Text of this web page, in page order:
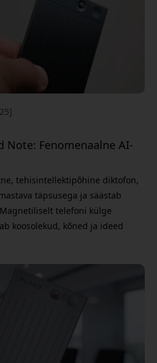
Note: Fenomenaalne AI-
tehisintellektipõhine diktofon,
täpsusega ja säästab
telefoni külge
koosolekud, kõned ja ideed
tekstiks (toetab kuni 112
ja on krediitka